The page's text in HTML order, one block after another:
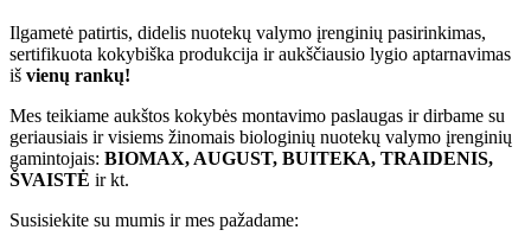
Ilgametė patirtis, didelis nuotekų valymo įrenginių pasirinkimas,
sertifikuota kokybiška produkcija ir aukščiausio lygio aptarnavimas
iš vienų rankų!
Mes teikiame aukštos kokybės montavimo paslaugas ir dirbame su
geriausiais ir visiems žinomais biologinių nuotekų valymo įrenginių
gamintojais: BIOMAX, AUGUST, BUITEKA, TRAIDENIS,
ŠVAISTĖ ir kt.
Susisiekite su mumis ir mes pažadame: